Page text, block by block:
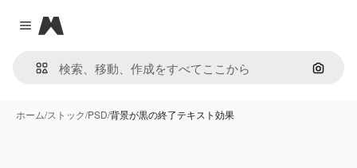
Close menu
Magnific
画像で
ホーム/ストック/PSD/背景が黒の終了テキスト効果